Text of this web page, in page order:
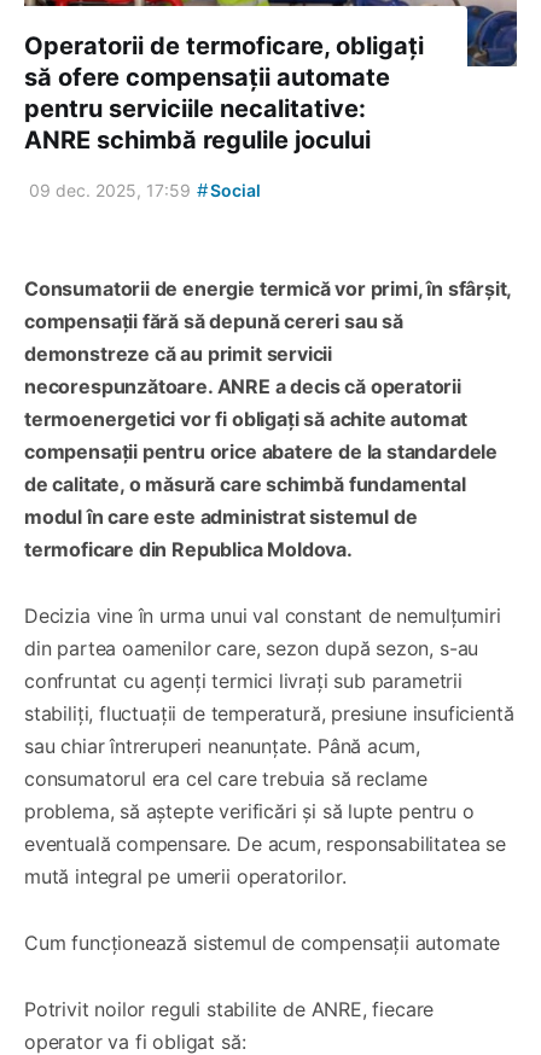
Operatorii de termoficare, obligați
să ofere compensații automate
pentru serviciile necalitative:
ANRE schimbă regulile jocului
09 dec. 2025, 17:59 #Social
Consumatorii de energie termică vor primi, în sfârșit,
compensații fără să depună cereri sau să
demonstreze că au primit servicii
necorespunzătoare. ANRE a decis că operatorii
termoenergetici vor fi obligați să achite automat
compensații pentru orice abatere de la standardele
de calitate, o măsură care schimbă fundamental
modul în care este administrat sistemul de
termoficare din Republica Moldova.
Decizia vine în urma unui val constant de nemulțumiri
din partea oamenilor care, sezon după sezon, s-au
confruntat cu agenți termici livrați sub parametrii
stabiliți, fluctuații de temperatură, presiune insuficientă
sau chiar întreruperi neanunțate. Până acum,
consumatorul era cel care trebuia să reclame
problema, să aștepte verificări și să lupte pentru o
eventuală compensare. De acum, responsabilitatea se
mută integral pe umerii operatorilor.
Cum funcționează sistemul de compensații automate
Potrivit noilor reguli stabilite de ANRE, fiecare
operator va fi obligat să: